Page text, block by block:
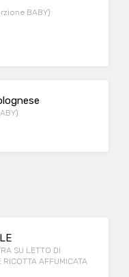
BABY)
SU LETTO DI
RICOTTA AFFUMICATA